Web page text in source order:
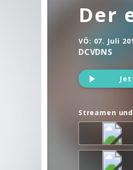
Der
VÖ: 07. Juli
DCVDNS
Streamen